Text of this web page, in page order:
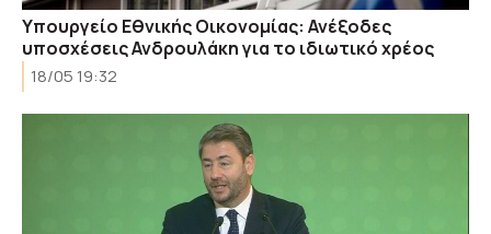
Υπουργείο Εθνικής Οικονομίας: Ανέξοδες
υποσχέσεις Ανδρουλάκη για το ιδιωτικό χρέος
18/05 19:32